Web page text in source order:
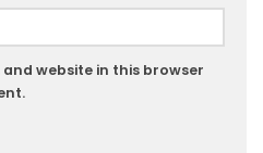
website in this browser